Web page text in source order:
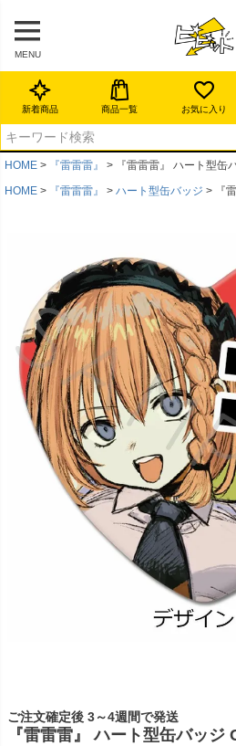
MENU
新着商品 商品一覧 お気に入り
HOME 『雷雷雷』
『雷雷雷』 ハート型缶
HOME
『雷雷雷』 ハート型缶バッジ 『
ご注文確定後 3～4週間で発送
『雷雷雷』 ハート型缶バッジ